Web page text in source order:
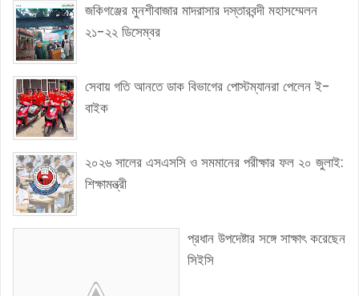
জকিগঞ্জের মুনশীবাজার মাদরাসার দস্তারবন্দী মহাসম্মেলন
২১-২২ ডিসেম্বর
সেবায় গতি আনতে ডাক বিভাগের পোস্টম্যানরা পেলেন ই-
বাইক
২০২৬ সালের এসএসসি ও সমমানের পরীক্ষার ফল ২০ জুলাই:
শিক্ষামন্ত্রী
প্রধান উপদেষ্টার সঙ্গে সাক্ষাৎ করেছেন
সিইসি